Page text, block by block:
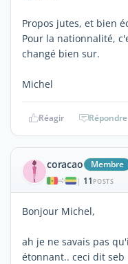
Propos jutes, et bien
Pour la nationnalité,
changé bien sur.
Michel
Réagir Répondre
coracao Membre
| 11 POSTS
Bonjour Michel,
ah je ne savais pas
étonnant.. ceci dit